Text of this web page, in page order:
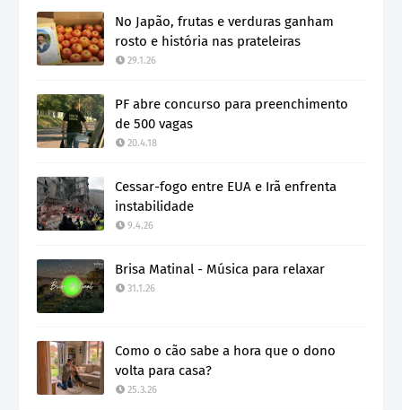
No Japão, frutas e verduras ganham
rosto e história nas prateleiras
29.1.26
PF abre concurso para preenchimento
de 500 vagas
20.4.18
Cessar-fogo entre EUA e Irã enfrenta
instabilidade
9.4.26
Brisa Matinal - Música para relaxar
31.1.26
Como o cão sabe a hora que o dono
volta para casa?
25.3.26